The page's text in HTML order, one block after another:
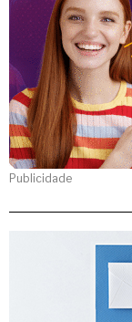
Publicidade